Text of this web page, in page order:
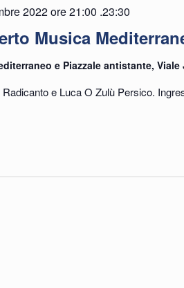
Musica
2022 ore 21:00 .23:30
e Piazzale antistante,
e Luca O Zulù Persico.